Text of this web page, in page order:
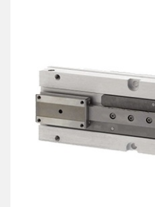
Électrovannes tous fluides
DISTRIBUTEURS
Commande à pédale
Commande électrique